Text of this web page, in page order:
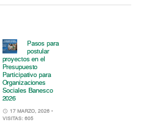
Pasos para
postular
proyectos en el
Presupuesto
Participativo para
Organizaciones
Sociales Banesco
2026
17 MARZO, 2026 •
VISITAS: 605